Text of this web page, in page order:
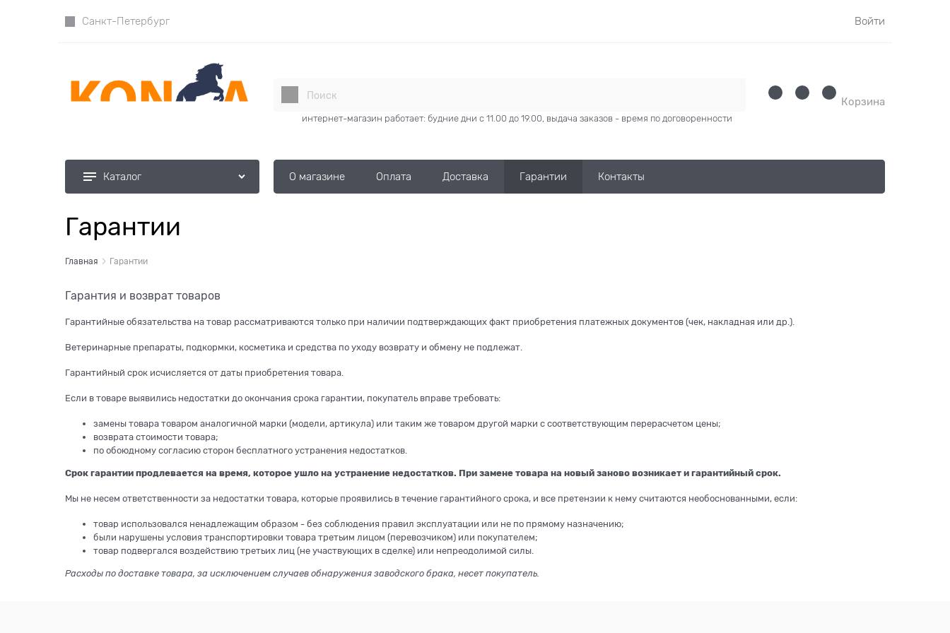
Санкт-Петербург Войти
интернет-магазин работает: будние дни с 11.00 до 19.00, выдача заказов - время по договоренности
Корзина
Каталог О магазине Оплата Доставка Гарантии Контакты
Гарантии
Главная Гарантии
Гарантия и возврат товаров
Гарантийные обязательства на товар рассматриваются только при наличии подтверждающих факт приобретения платежных документов (чек, накладная или др.).
Ветеринарные препараты, подкормки, косметика и средства по уходу возврату и обмену не подлежат.
Гарантийный срок исчисляется от даты приобретения товара.
Если в товаре выявились недостатки до окончания срока гарантии, покупатель вправе требовать:
замены товара товаром аналогичной марки (модели, артикула) или таким же товаром другой марки с соответствующим перерасчетом цены;
возврата стоимости товара;
по обоюдному согласию сторон бесплатного устранения недостатков.
Срок гарантии продлевается на время, которое ушло на устранение недостатков. При замене товара на новый заново возникает и гарантийный срок.
Мы не несем ответственности за недостатки товара, которые проявились в течение гарантийного срока, и все претензии к нему считаются необоснованными, если:
товар использовался ненадлежащим образом - без соблюдения правил эксплуатации или не по прямому назначению;
были нарушены условия транспортировки товара третьим лицом (перевозчиком) или покупателем;
товар подвергался воздействию третьих лиц (не участвующих в сделке) или непреодолимой силы.
Расходы по доставке товара, за исключением случаев обнаружения заводского брака, несет покупатель.